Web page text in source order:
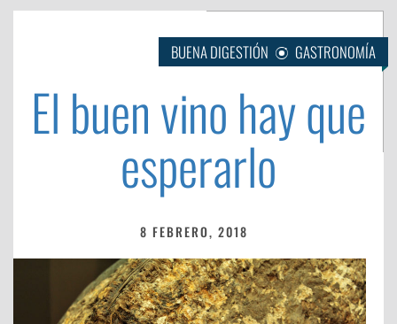
BUENA DIGESTIÓN GASTRONOMÍA
El buen vino hay que
esperarlo
8 FEBRERO, 2018